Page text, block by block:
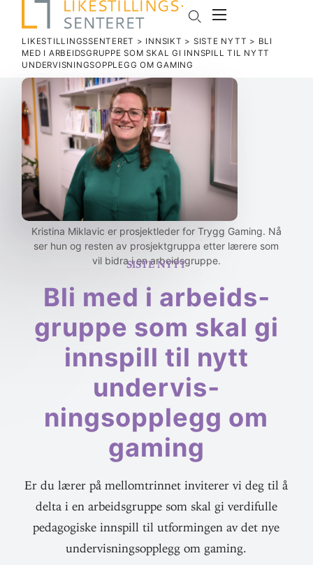
LIKESTILLINGSSENTERET > INNSIKT > SISTE NYTT > BLI
MED I ARBEIDS­GRUPPE SOM SKAL GI INN­SPILL TIL NYTT
UNDER­VIS­NINGSOPPLEGG OM GAMING
Kristina Miklavic er prosjektleder for Trygg Gaming. Nå
ser hun og resten av prosjektgruppa etter lærere som
vil bidra i en arbeidsgruppe.
Siste nytt
Bli med i arbeids­
gruppe som skal gi
inn­spill til nytt
under­vis­
ningsopplegg om
gaming
Er du lærer på mellomtrinnet inviterer vi deg til å
delta i en arbeidsgruppe som skal gi verdifulle
pedagogiske innspill til utformingen av det nye
undervisningsopplegg om gaming.